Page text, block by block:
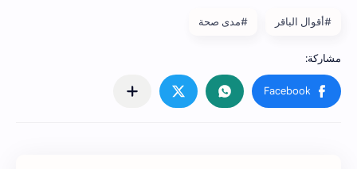
#أقوال الباقر #مدى صحة